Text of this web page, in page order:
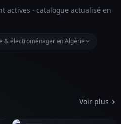
actives · catalogue actualisé en
& électroménager en Algérie
Voir plus→